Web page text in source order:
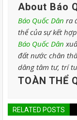
About Báo
Báo Quốc Dân ra
thể của sự kết
Báo Quốc Dân
đất nước chân
dâng tâm tư, trí
TOÀN THỂ
RELATED POSTS